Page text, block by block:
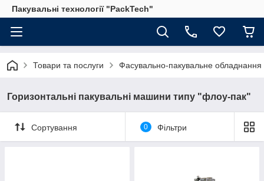
Пакувальні технології "PackTech"
Товари та послуги Фасувально-пакувальне обладнання
Горизонтальні пакувальні машини типу "флоу-пак"
Сортування 0 Фільтри